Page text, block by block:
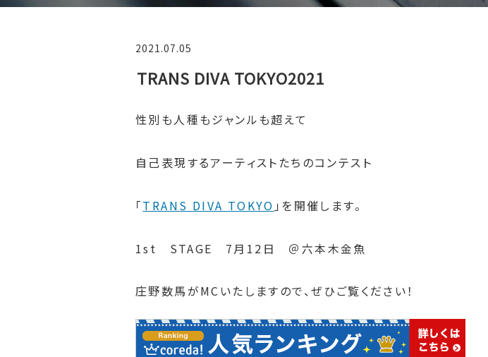
2021.07.05
TRANS DIVA TOKYO2021
性別も人種もジャンルも超えて
自己表現するアーティストたちのコンテスト
「TRANS DIVA TOKYO 」を開催します。
1st STAGE 7月12日 ＠六本木金魚
庄野数馬がMCいたしますので、ぜひご覧ください！